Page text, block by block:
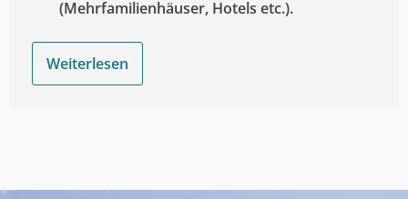
(Mehrfamilienhäuser, Hotels etc.).
Weiterlesen